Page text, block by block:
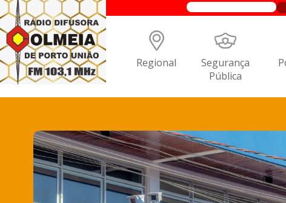
Regional Segurança
Pública